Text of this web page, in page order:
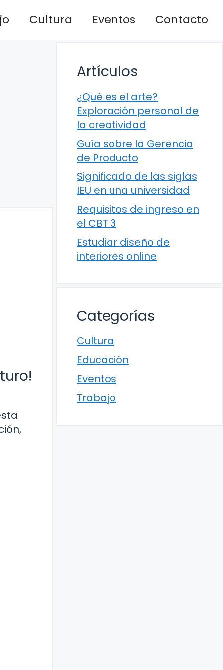
Cultura Eventos Contacto
Artículos
¿Qué es el arte?
Exploración personal de
la creatividad
Guía sobre la Gerencia
de Producto
Significado de las siglas
IEU en una universidad
Requisitos de ingreso en
el CBT 3
Estudiar diseño de
interiores online
Categorías
Cultura
Educación
Eventos
Trabajo